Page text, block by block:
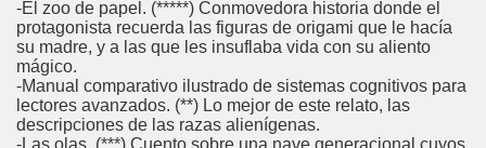
-El zoo de papel. (*****) Conmovedora historia donde el
protagonista recuerda las figuras de origami que le hacía
su madre, y a las que les insuflaba vida con su aliento
mágico.
-Manual comparativo ilustrado de sistemas cognitivos para
lectores avanzados. (**) Lo mejor de este relato, las
descripciones de las razas alienígenas.